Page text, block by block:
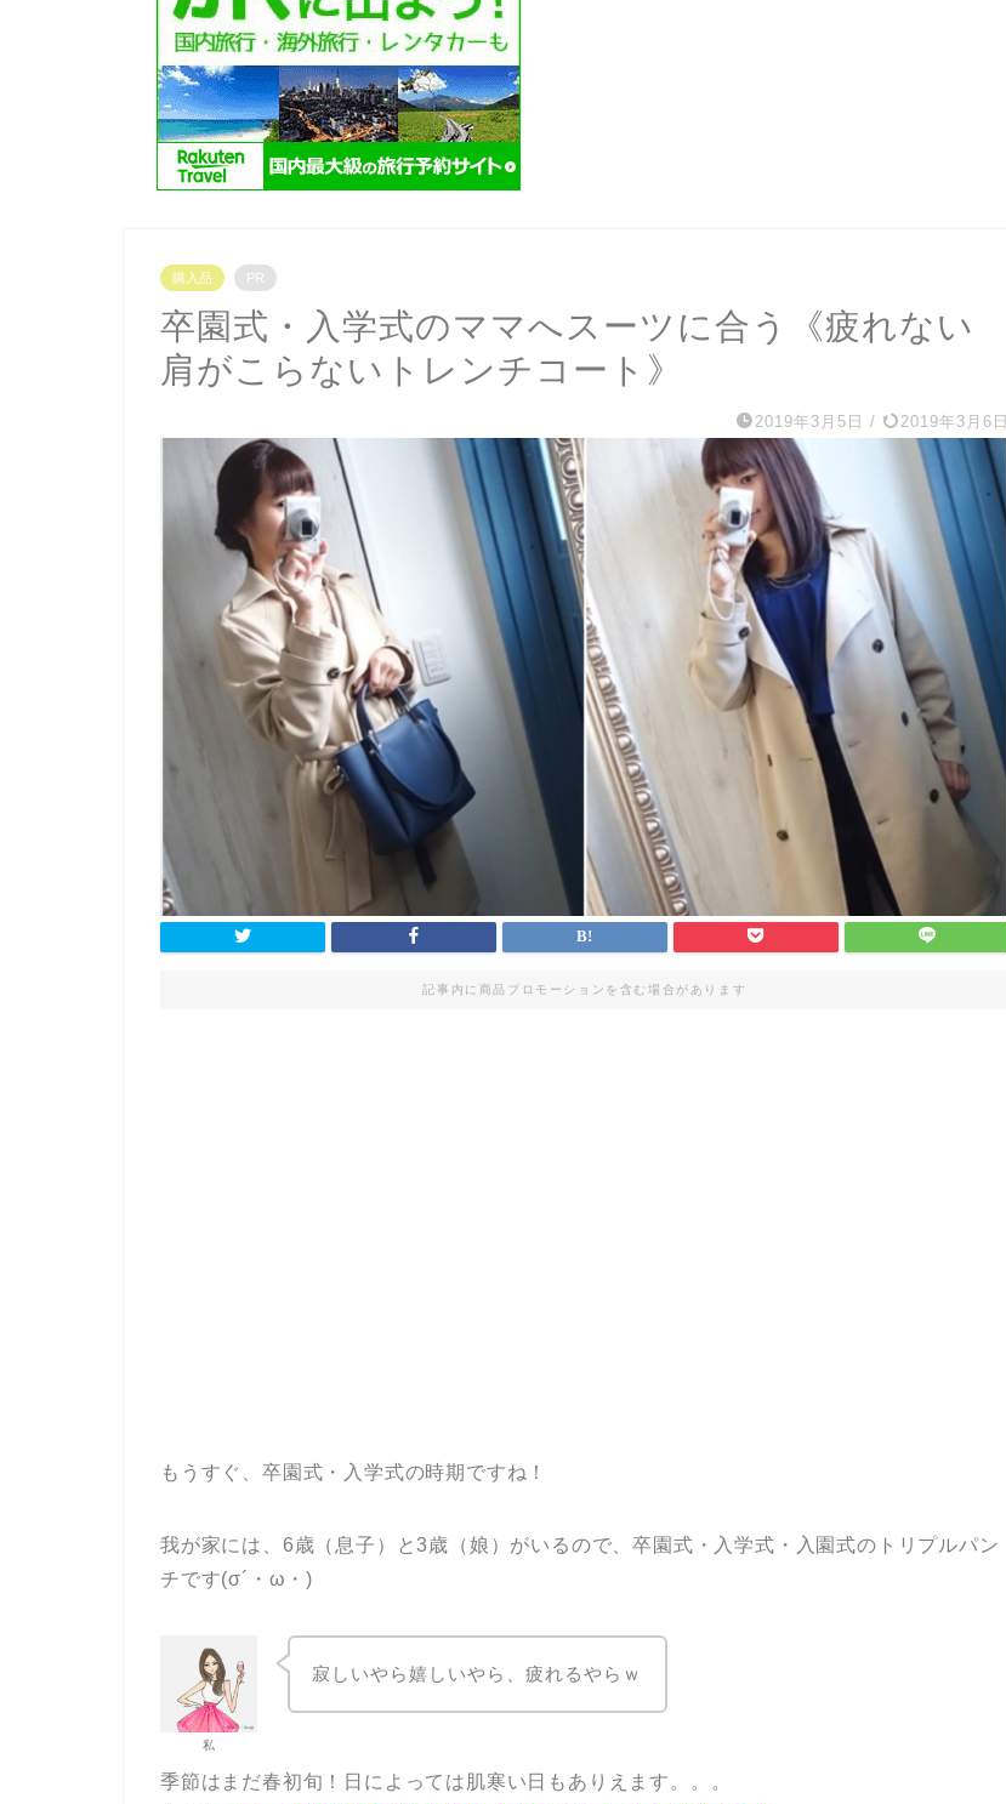
購入品 PR
卒園式・入学式のママへスーツに合う《疲れない
肩がこらないトレンチコート》
2019年3月5日 / 2019年3月6日
記事内に商品プロモーションを含む場合があります
もうすぐ、卒園式・入学式の時期ですね！
我が家には、6歳（息子）と3歳（娘）がいるので、卒園式・入学式・入園式のトリプルパン
チです(σ´・ω・)
私
寂しいやら嬉しいやら、疲れるやらｗ
季節はまだ春初旬！日によっては肌寒い日もありえます。。。